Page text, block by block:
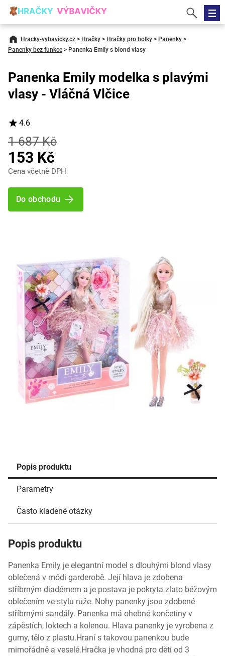
Hracky-vybavicky.cz > Hračky > Hračky pro holky > Panenky >
Panenky bez funkce > Panenka Emily s blond vlasy
Popis produktu
Parametry
Často kladené otázky
Popis produktu
Panenka Emily je elegantní model s dlouhými blond vlasy
oblečená v módi garderobě. Její hlava je zdobena
stříbrným diadémem a je postava je pokryta zlato béžovým
oblečením ve stylu růže. Nohy panenky jsou zdobené
stříbrnými sandály. Panenka má ohebné končetiny v
zápěstích, loktech a kolenou. Hlava panenky je vyrobena z
gumy, tělo z plastu.Hraní s takovou panenkou bude
mimořádně a veselé.Hračka je vhodná pro děti od 3
Panenka Emily modelka s plavými
vlasy - Vláčná Vlčice
4.6
1 687 Kč
153 Kč
Cena včetně DPH
Do obchodu